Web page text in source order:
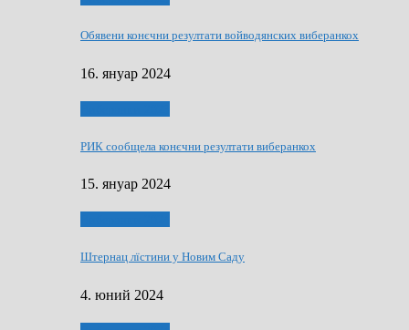
Обявени конєчни резултати войводянских виберанкох
16. януар 2024
РИК сообщела конєчни резултати виберанкох
15. януар 2024
Штернац лїстини у Новим Саду
4. юний 2024